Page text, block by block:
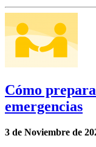
Cómo
emergencias
3 de Noviembre de